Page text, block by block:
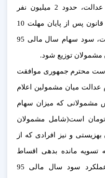
این 49 میلیون مشمول سهام عدالت، حدود 2 میلیون نفر
متوفی هستند افزود: بر اساس قانون پس از پایان مهلت 10
سال تسویه اقساط سهام عدالت، سود سهام سال مالی 95
محترم جمهوری موافقت
عدالت میان مشمولین اعلام
مشمولانی که میزان سهام
است(شامل مشمولان
و نیز افرادی که از
تسویه مانده بدهی اقساط
سهام خود نموده اند) بابت عملکرد سود سال مالی 95